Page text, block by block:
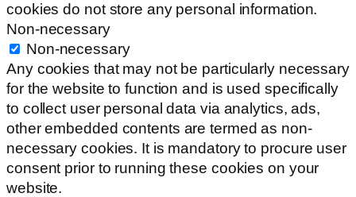
cookies do not store any personal information.
Non-necessary
Non-necessary
Any cookies that may not be particularly necessary
for the website to function and is used specifically
to collect user personal data via analytics, ads,
other embedded contents are termed as non-
necessary cookies. It is mandatory to procure user
consent prior to running these cookies on your
website.